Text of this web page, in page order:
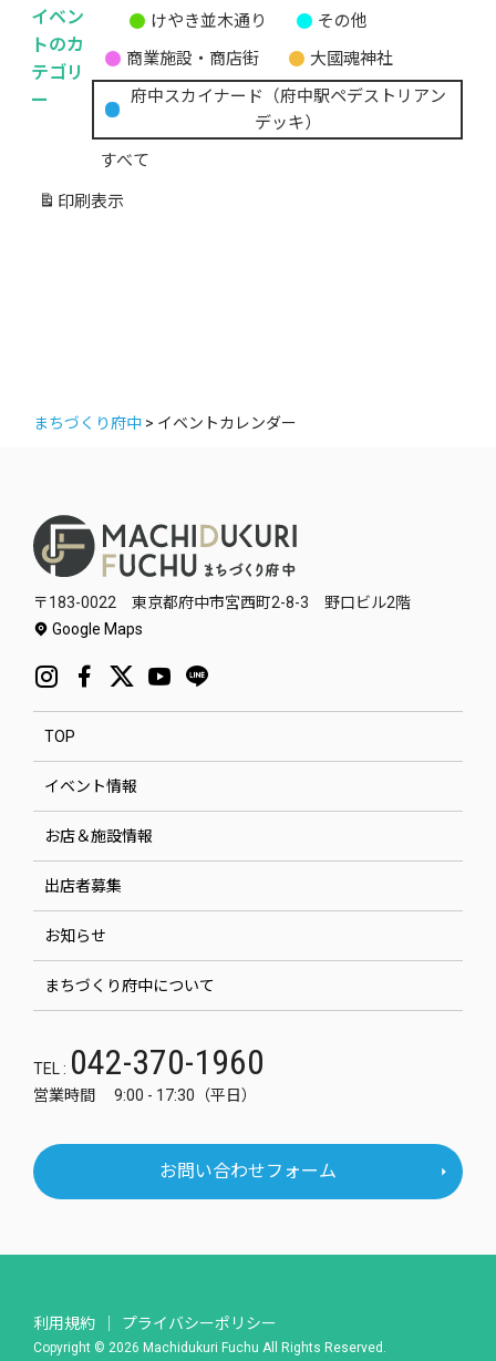
イベン
トのカ
テゴリ
ー
題
の
カ
テ
ゴ
リ
けやき並木通り
その他
商業施設・商店街
大國魂神社
府中スカイナード（府中駅ペデストリアン
デッキ）
すべて
印刷 表示
まちづくり府中 > イベントカレンダー
〒183-0022 東京都府中市宮西町2-8-3 野口ビル2階
Google Maps
TOP
イベント情報
お店＆施設情報
出店者募集
お知らせ
まちづくり府中について
TEL : 042-370-1960
営業時間 9:00 - 17:30（平日）
お問い合わせフォーム
利用規約 プライバシーポリシー
Copyright © 2026 Machidukuri Fuchu All Rights Reserved.